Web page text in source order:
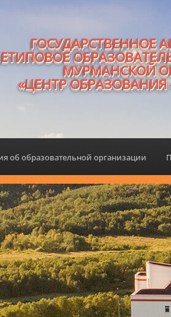
ГОСУДАРСТВЕННОЕ
МУРМАНСКОЙ
«ЦЕНТР
об образовательной организации